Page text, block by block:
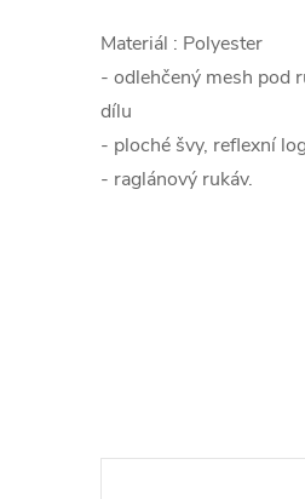
Materiál : Polyester
- odlehčený mesh pod
dílu
- ploché švy, reflexní
- raglánový rukáv.